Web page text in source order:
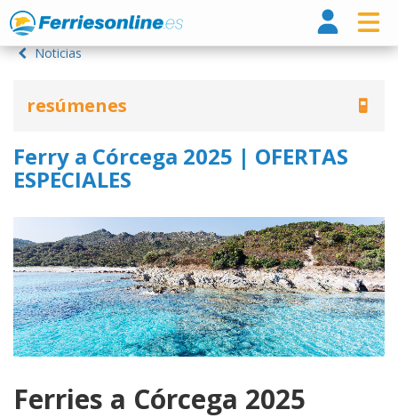
Noticias
resúmenes
Ferry a Córcega 2025 | OFERTAS
ESPECIALES
Ferries a Córcega 2025